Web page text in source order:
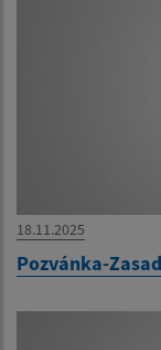
18.11.2025
Pozvánka-